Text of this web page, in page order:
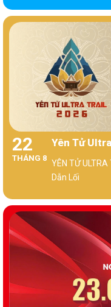
22
THÁNG 8
Yên Tử
YÊN TỬ
Dẫn Lối